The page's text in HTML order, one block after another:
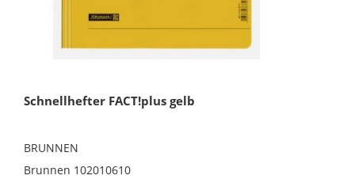
Schnellhefter FACT!plus gelb
BRUNNEN
Brunnen 102010610